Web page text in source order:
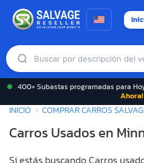
400+ Subastas programadas para
INICIO COMPRAR CARROS
Carros Usados en
Si estás buscando Carros